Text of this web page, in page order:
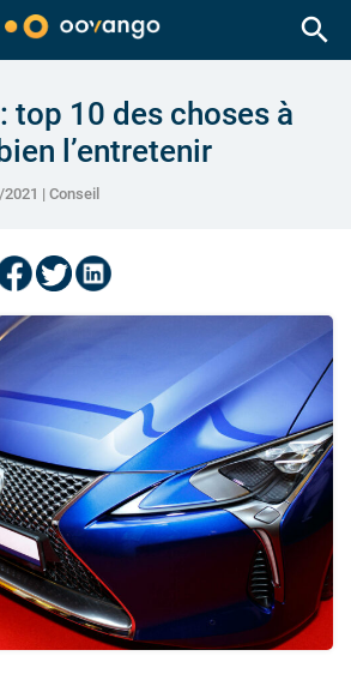
search
top 10 des choses à
l’entretenir
| Conseil